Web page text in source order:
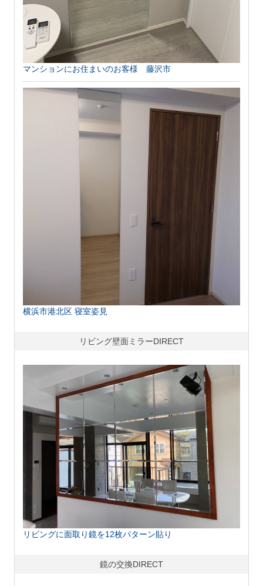
マンションにお住まいのお客様 藤沢市
横浜市港北区 寝室姿見
リビング壁面ミラーDIRECT
リビングに面取り鏡を12枚パターン貼り
鏡の交換DIRECT